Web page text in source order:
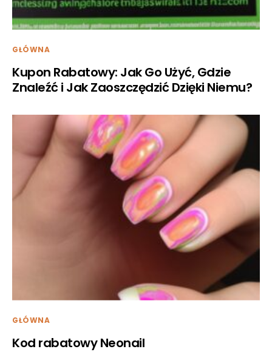
GŁÓWNA
Kupon Rabatowy: Jak Go Użyć, Gdzie
Znaleźć i Jak Zaoszczędzić Dzięki Niemu?
GŁÓWNA
Kod rabatowy Neonail